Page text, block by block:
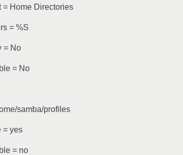
= Home Directories
= %S
= No
= No
samba/profiles
= yes
= no